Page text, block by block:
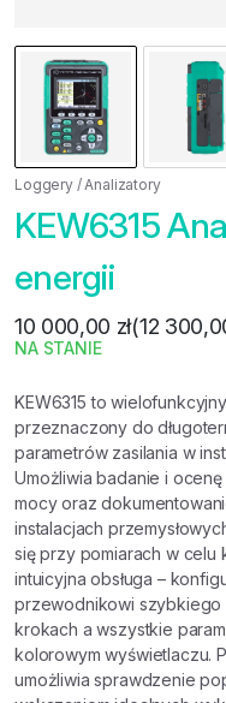
Loggery / Analizatory
KEW6315
energii
10 000,00 zł(12
NA STANIE
KEW6315 to
przeznaczony do
parametrów zasilania w
Umożliwia badanie i
mocy oraz
instalacjach
się przy pomiarach w celu
intuicyjna obsługa –
przewodnikowi szybkiego
krokach a wszystkie
kolorowym wyświetlaczu.
umożliwia sprawdzenie